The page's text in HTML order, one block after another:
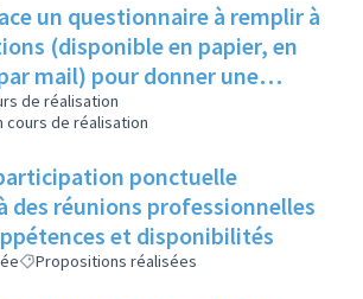
un questionnaire à remplir à
(disponible en papier, en
mail) pour donner une
l'action et son évaluation
de réalisation
cours de réalisation
ponctuelle
des réunions professionnelles
et disponibilités
Propositions réalisées